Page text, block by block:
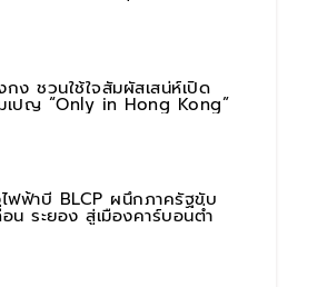
กง ชวนใช้ใจสัมผัสเสน่ห์เปิด
เปญ “Only in Hong Kong”
ไฟฟ้าบี BLCP ผนึกภาครัฐขับ
อน ระยอง สู่เมืองคาร์บอนต่ำ